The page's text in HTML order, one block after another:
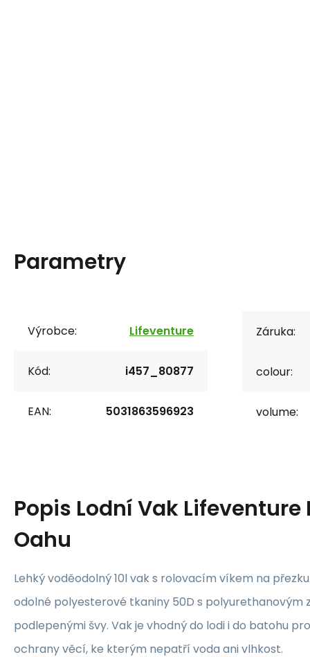
Parametry
Výrobce: Lifeventure
Kód: i457_80877
EAN: 5031863596923
Záruka:
colour:
volume:
Popis Lodní Vak Lifeventure
Oahu
Lehký voděodolný 10l vak s rolovacím víkem na
odolné polyesterové tkaniny 50D s
podlepenými švy. Vak je vhodný do lodi i do batohu
ochrany věcí, ke kterým nepatří voda ani vlhkost.